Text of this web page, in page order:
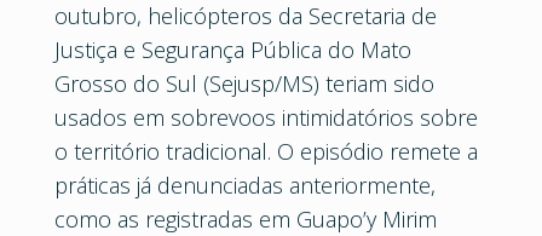
outubro, helicópteros da Secretaria de
Justiça e Segurança Pública do Mato
Grosso do Sul (Sejusp/MS) teriam sido
usados em sobrevoos intimidatórios sobre
o território tradicional. O episódio remete a
práticas já denunciadas anteriormente,
como as registradas em Guapo’y Mirim